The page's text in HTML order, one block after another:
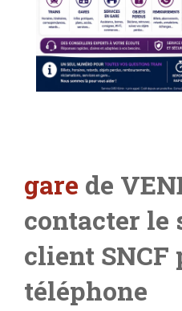
gare de
contacter le
client SNCF
téléphone